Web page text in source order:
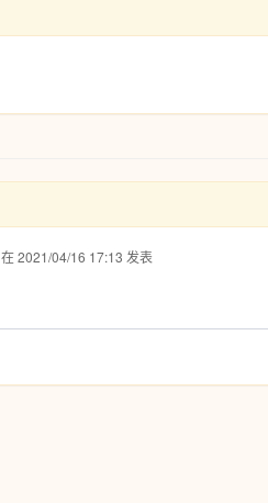
在 2021/04/16 17:13 发表